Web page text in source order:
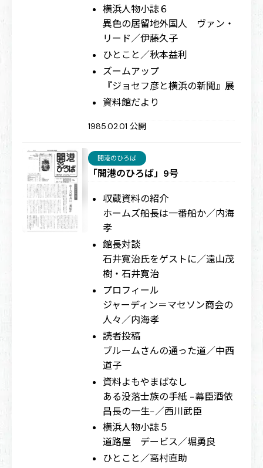
横浜人物小誌６
異色の居留地外国人 ヴァン・
リード／伊藤久子
ひとこと／秋本益利
ズームアップ
『ジョセフ彦と横浜の新聞』展
資料館だより
1985.02.01 公開
「開港のひろば」9号
開港のひろば
収蔵資料の紹介
ホームズ船長は一番船か／内海
孝
館長対談
石井寛治氏をゲストに／遠山茂
樹・石井寛治
プロフィール
ジャーディン＝マセソン商会の
人々／内海孝
読者投稿
ブルームさんの通った道／中西
道子
資料よもやまばなし
ある没落士族の手紙 −幕臣酒依
昌長の一生−／西川武臣
横浜人物小誌５
道路屋 デービス／堀勇良
ひとこと／高村直助